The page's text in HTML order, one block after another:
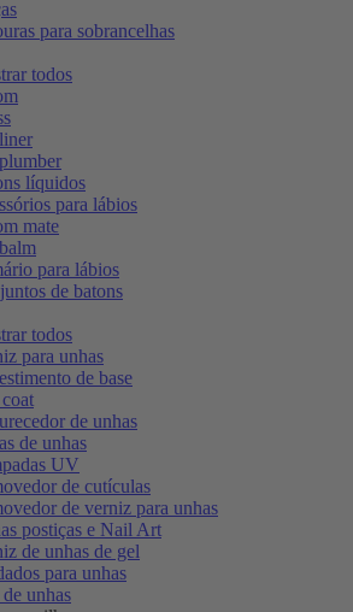
para sobrancelhas
todos
líquidos
para lábios
mate
para lábios
de batons
todos
para unhas
de base
de unhas
de unhas
UV
de cutículas
de verniz para unhas
postiças e Nail Art
de unhas de gel
para unhas
unhas